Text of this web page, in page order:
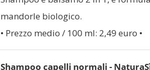
mandorle biologico.
• Prezzo medio / 100 ml: 2,49 euro •
Shampoo capelli normali -